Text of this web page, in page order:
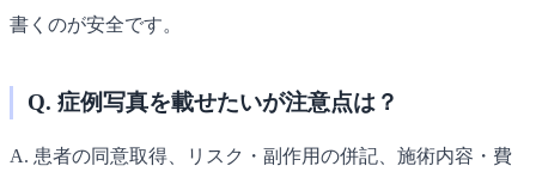
書くのが安全です。
Q. 症例写真を載せたいが注意点は？
A. 患者の同意取得、リスク・副作用の併記、施術内容・費